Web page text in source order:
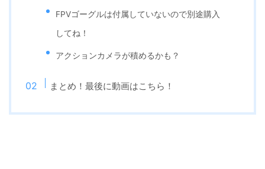
FPVゴーグルは付属していないので別途購入
してね！
アクションカメラが積めるかも？
まとめ！最後に動画はこちら！